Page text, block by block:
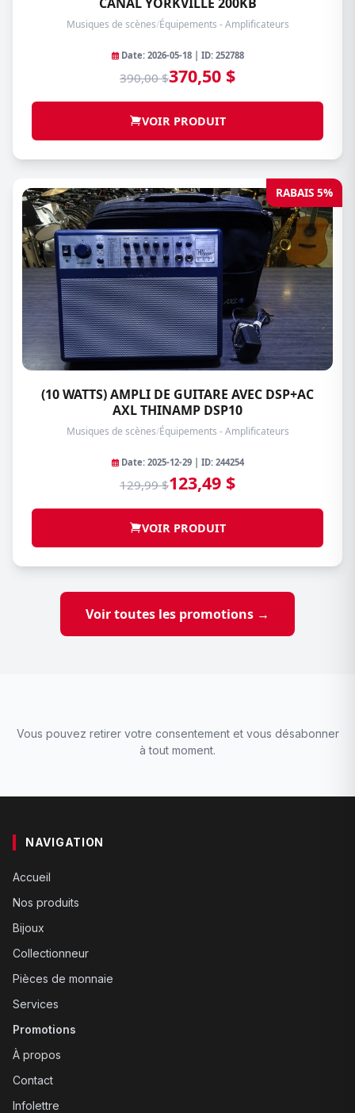
Musiques de scènes/Équipements - Amplificateurs
Date: 2026-05-18 | ID: 252788
390,00 $370,50 $
VOIR PRODUIT
RABAIS 5%
(10 WATTS) AMPLI DE GUITARE AVEC DSP+AC
AXL THINAMP DSP10
Musiques de scènes/Équipements - Amplificateurs
Date: 2025-12-29 | ID: 244254
129,99 $123,49 $
VOIR PRODUIT
Voir toutes les promotions →
Vous pouvez retirer votre consentement et vous désabonner
à tout moment.
NAVIGATION
Accueil
Nos produits
Bijoux
Collectionneur
Pièces de monnaie
Services
Promotions
À propos
Contact
Infolettre